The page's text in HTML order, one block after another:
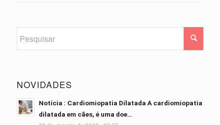
NOVIDADES
Notícia : Cardiomiopatia Dilatada A cardiomiopatia
dilatada em cães, é uma doe…